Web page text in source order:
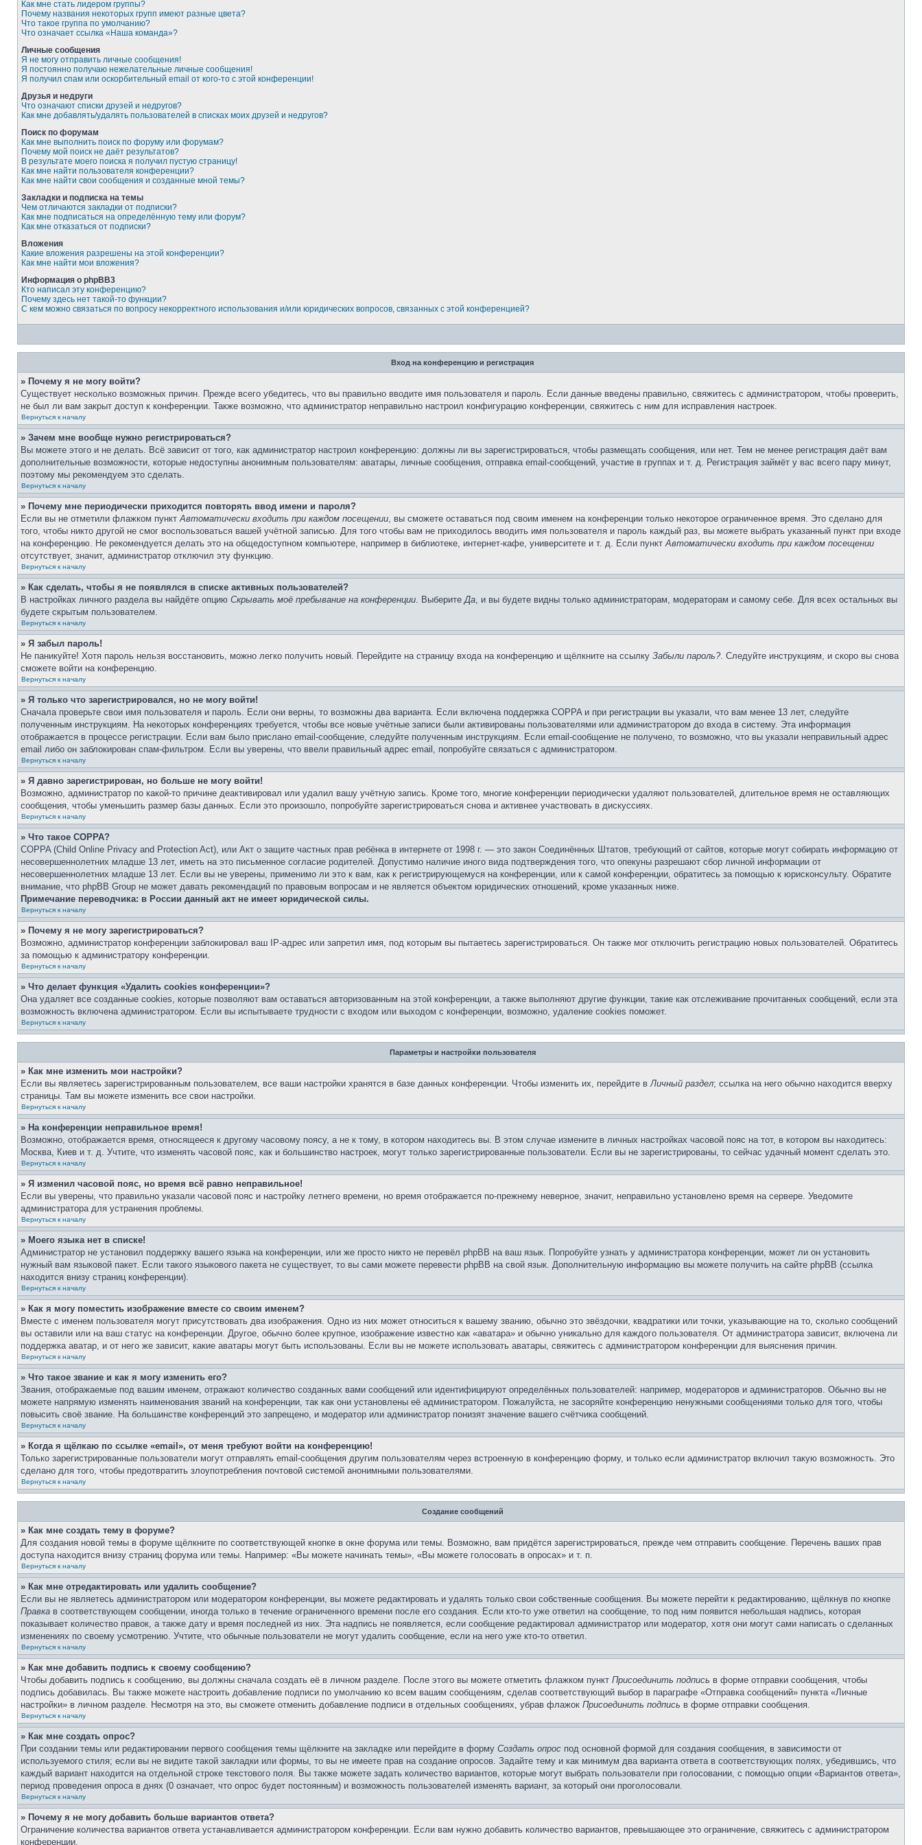
Как мне стать лидером группы?
Почему названия некоторых групп имеют разные цвета?
Что такое группа по умолчанию?
Что означает ссылка «Наша команда»?
Личные сообщения
Я не могу отправить личные сообщения!
Я постоянно получаю нежелательные личные сообщения!
Я получил спам или оскорбительный email от кого-то с этой конференции!
Друзья и недруги
Что означают списки друзей и недругов?
Как мне добавлять/удалять пользователей в списках моих друзей и недругов?
Поиск по форумам
Как мне выполнить поиск по форуму или форумам?
Почему мой поиск не даёт результатов?
В результате моего поиска я получил пустую страницу!
Как мне найти пользователя конференции?
Как мне найти свои сообщения и созданные мной темы?
Закладки и подписка на темы
Чем отличаются закладки от подписки?
Как мне подписаться на определённую тему или форум?
Как мне отказаться от подписки?
Вложения
Какие вложения разрешены на этой конференции?
Как мне найти мои вложения?
Информация о phpBB3
Кто написал эту конференцию?
Почему здесь нет такой-то функции?
С кем можно связаться по вопросу некорректного использования и/или юридических вопросов, связанных с этой конференцией?
Вход на конференцию и регистрация
» Почему я не могу войти?
Существует несколько возможных причин. Прежде всего убедитесь, что вы правильно вводите имя пользователя и пароль. Если данные введены правильно, свяжитесь с администратором, чтобы проверить,
не был ли вам закрыт доступ к конференции. Также возможно, что администратор неправильно настроил конфигурацию конференции, свяжитесь с ним для исправления настроек.
Вернуться к началу
» Зачем мне вообще нужно регистрироваться?
Вы можете этого и не делать. Всё зависит от того, как администратор настроил конференцию: должны ли вы зарегистрироваться, чтобы размещать сообщения, или нет. Тем не менее регистрация даёт вам
дополнительные возможности, которые недоступны анонимным пользователям: аватары, личные сообщения, отправка email-сообщений, участие в группах и т. д. Регистрация займёт у вас всего пару минут,
поэтому мы рекомендуем это сделать.
Вернуться к началу
» Почему мне периодически приходится повторять ввод имени и пароля?
Если вы не отметили флажком пунктАвтоматически входить при каждом посещении, вы сможете оставаться под своим именем на конференции только некоторое ограниченное время. Это сделано для
того, чтобы никто другой не смог воспользоваться вашей учётной записью. Для того чтобы вам не приходилось вводить имя пользователя и пароль каждый раз, вы можете выбрать указанный пункт при входе
на конференцию. Не рекомендуется делать это на общедоступном компьютере, например в библиотеке, интернет-кафе, университете и т. д. Если пунктАвтоматически входить при каждом посещении
отсутствует, значит, администратор отключил эту функцию.
Вернуться к началу
» Как сделать, чтобы я не появлялся в списке активных пользователей?
В настройках личного раздела вы найдёте опцию Скрывать моё пребывание на конференции. ВыберитеДа, и вы будете видны только администраторам, модераторам и самому себе. Для всех остальных вы
будете скрытым пользователем.
Вернуться к началу
» Я забыл пароль!
Не паникуйте! Хотя пароль нельзя восстановить, можно легко получить новый. Перейдите на страницу входа на конференцию и щёлкните на ссылку Забыли пароль?. Следуйте инструкциям, и скоро вы снова
сможете войти на конференцию.
Вернуться к началу
» Я только что зарегистрировался, но не могу войти!
Сначала проверьте свои имя пользователя и пароль. Если они верны, то возможны два варианта. Если включена поддержка COPPA и при регистрации вы указали, что вам менее 13 лет, следуйте
полученным инструкциям. На некоторых конференциях требуется, чтобы все новые учётные записи были активированы пользователями или администратором до входа в систему. Эта информация
отображается в процессе регистрации. Если вам было прислано email-сообщение, следуйте полученным инструкциям. Если email-сообщение не получено, то возможно, что вы указали неправильный адрес
email либо он заблокирован спам-фильтром. Если вы уверены, что ввели правильный адрес email, попробуйте связаться с администратором.
Вернуться к началу
» Я давно зарегистрирован, но больше не могу войти!
Возможно, администратор по какой-то причине деактивировал или удалил вашу учётную запись. Кроме того, многие конференции периодически удаляют пользователей, длительное время не оставляющих
сообщения, чтобы уменьшить размер базы данных. Если это произошло, попробуйте зарегистрироваться снова и активнее участвовать в дискуссиях.
Вернуться к началу
» Что такое COPPA?
COPPA (Child Online Privacy and Protection Act), или Акт о защите частных прав ребёнка в интернете от 1998 г. — это закон Соединённых Штатов, требующий от сайтов, которые могут собирать информацию от
несовершеннолетних младше 13 лет, иметь на это письменное согласие родителей. Допустимо наличие иного вида подтверждения того, что опекуны разрешают сбор личной информации от
несовершеннолетних младше 13 лет. Если вы не уверены, применимо ли это к вам, как к регистрирующемуся на конференции, или к самой конференции, обратитесь за помощью к юрисконсульту. Обратите
внимание, что phpBB Group не может давать рекомендаций по правовым вопросам и не является объектом юридических отношений, кроме указанных ниже.
Примечание переводчика: в России данный акт не имеет юридической силы.
Вернуться к началу
» Почему я не могу зарегистрироваться?
Возможно, администратор конференции заблокировал ваш IP-адрес или запретил имя, под которым вы пытаетесь зарегистрироваться. Он также мог отключить регистрацию новых пользователей. Обратитесь
за помощью к администратору конференции.
Вернуться к началу
» Что делает функция «Удалить cookies конференции»?
Она удаляет все созданные cookies, которые позволяют вам оставаться авторизованным на этой конференции, а также выполняют другие функции, такие как отслеживание прочитанных сообщений, если эта
возможность включена администратором. Если вы испытываете трудности с входом или выходом с конференции, возможно, удаление cookies поможет.
Вернуться к началу
Параметры и настройки пользователя
» Как мне изменить мои настройки?
Если вы являетесь зарегистрированным пользователем, все ваши настройки хранятся в базе данных конференции. Чтобы изменить их, перейдите вЛичный раздел; ссылка на него обычно находится вверху
страницы. Там вы можете изменить все свои настройки.
Вернуться к началу
» На конференции неправильное время!
Возможно, отображается время, относящееся к другому часовому поясу, а не к тому, в котором находитесь вы. В этом случае измените в личных настройках часовой пояс на тот, в котором вы находитесь:
Москва, Киев и т. д. Учтите, что изменять часовой пояс, как и большинство настроек, могут только зарегистрированные пользователи. Если вы не зарегистрированы, то сейчас удачный момент сделать это.
Вернуться к началу
» Я изменил часовой пояс, но время всё равно неправильное!
Если вы уверены, что правильно указали часовой пояс и настройку летнего времени, но время отображается по-прежнему неверное, значит, неправильно установлено время на сервере. Уведомите
администратора для устранения проблемы.
Вернуться к началу
» Моего языка нет в списке!
Администратор не установил поддержку вашего языка на конференции, или же просто никто не перевёл phpBB на ваш язык. Попробуйте узнать у администратора конференции, может ли он установить
нужный вам языковой пакет. Если такого языкового пакета не существует, то вы сами можете перевести phpBB на свой язык. Дополнительную информацию вы можете получить на сайте phpBB (ссылка
находится внизу страниц конференции).
Вернуться к началу
» Как я могу поместить изображение вместе со своим именем?
Вместе с именем пользователя могут присутствовать два изображения. Одно из них может относиться к вашему званию, обычно это звёздочки, квадратики или точки, указывающие на то, сколько сообщений
вы оставили или на ваш статус на конференции. Другое, обычно более крупное, изображение известно как «аватара» и обычно уникально для каждого пользователя. От администратора зависит, включена ли
поддержка аватар, и от него же зависит, какие аватары могут быть использованы. Если вы не можете использовать аватары, свяжитесь с администратором конференции для выяснения причин.
Вернуться к началу
» Что такое звание и как я могу изменить его?
Звания, отображаемые под вашим именем, отражают количество созданных вами сообщений или идентифицируют определённых пользователей: например, модераторов и администраторов. Обычно вы не
можете напрямую изменять наименования званий на конференции, так как они установлены её администратором. Пожалуйста, не засоряйте конференцию ненужными сообщениями только для того, чтобы
повысить своё звание. На большинстве конференций это запрещено, и модератор или администратор понизят значение вашего счётчика сообщений.
Вернуться к началу
» Когда я щёлкаю по ссылке «email», от меня требуют войти на конференцию!
Только зарегистрированные пользователи могут отправлять email-сообщения другим пользователям через встроенную в конференцию форму, и только если администратор включил такую возможность. Это
сделано для того, чтобы предотвратить злоупотребления почтовой системой анонимными пользователями.
Вернуться к началу
Создание сообщений
» Как мне создать тему в форуме?
Для создания новой темы в форуме щёлкните по соответствующей кнопке в окне форума или темы. Возможно, вам придётся зарегистрироваться, прежде чем отправить сообщение. Перечень ваших прав
доступа находится внизу страниц форума или темы. Например: «Вы можете начинать темы», «Вы можете голосовать в опросах» и т. п.
Вернуться к началу
» Как мне отредактировать или удалить сообщение?
Если вы не являетесь администратором или модератором конференции, вы можете редактировать и удалять только свои собственные сообщения. Вы можете перейти к редактированию, щёлкнув по кнопке
Правка в соответствующем сообщении, иногда только в течение ограниченного времени после его создания. Если кто-то уже ответил на сообщение, то под ним появится небольшая надпись, которая
показывает количество правок, а также дату и время последней из них. Эта надпись не появляется, если сообщение редактировал администратор или модератор, хотя они могут сами написать о сделанных
изменениях по своему усмотрению. Учтите, что обычные пользователи не могут удалить сообщение, если на него уже кто-то ответил.
Вернуться к началу
» Как мне добавить подпись к своему сообщению?
Чтобы добавить подпись к сообщению, вы должны сначала создать её в личном разделе. После этого вы можете отметить флажком пункт Присоединить подпись в форме отправки сообщения, чтобы
подпись добавилась. Вы также можете настроить добавление подписи по умолчанию ко всем вашим сообщениям, сделав соответствующий выбор в параграфе «Отправка сообщений» пункта «Личные
настройки» в личном разделе. Несмотря на это, вы сможете отменить добавление подписи в отдельных сообщениях, убрав флажок Присоединить подпись в форме отправки сообщения.
Вернуться к началу
» Как мне создать опрос?
При создании темы или редактировании первого сообщения темы щёлкните на закладке или перейдите в форму Создать опрос под основной формой для создания сообщения, в зависимости от
используемого стиля; если вы не видите такой закладки или формы, то вы не имеете прав на создание опросов. Задайте тему и как минимум два варианта ответа в соответствующих полях, убедившись, что
каждый вариант находится на отдельной строке текстового поля. Вы также можете задать количество вариантов, которые могут выбрать пользователи при голосовании, с помощью опции «Вариантов ответа»,
период проведения опроса в днях (0 означает, что опрос будет постоянным) и возможность пользователей изменять вариант, за который они проголосовали.
Вернуться к началу
» Почему я не могу добавить больше вариантов ответа?
Ограничение количества вариантов ответа устанавливается администратором конференции. Если вам нужно добавить количество вариантов, превышающее это ограничение, свяжитесь с администратором
конференции.